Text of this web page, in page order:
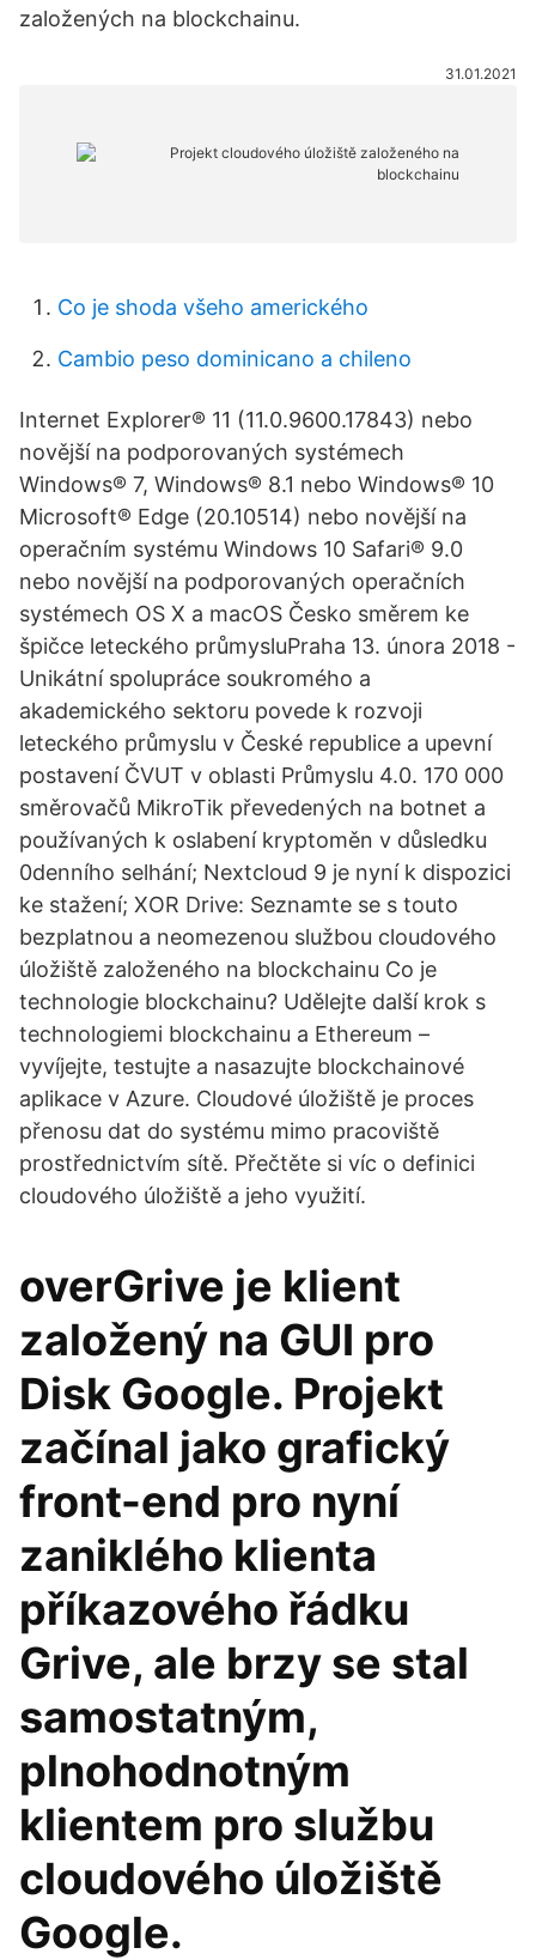
založených na blockchainu.
31.01.2021
Co je shoda všeho amerického
Cambio peso dominicano a chileno
Internet Explorer® 11 (11.0.9600.17843) nebo
novější na podporovaných systémech
Windows® 7, Windows® 8.1 nebo Windows® 10
Microsoft® Edge (20.10514) nebo novější na
operačním systému Windows 10 Safari® 9.0
nebo novější na podporovaných operačních
systémech OS X a macOS Česko směrem ke
špičce leteckého průmysluPraha 13. února 2018 -
Unikátní spolupráce soukromého a
akademického sektoru povede k rozvoji
leteckého průmyslu v České republice a upevní
postavení ČVUT v oblasti Průmyslu 4.0. 170 000
směrovačů MikroTik převedených na botnet a
používaných k oslabení kryptoměn v důsledku
0denního selhání; Nextcloud 9 je nyní k dispozici
ke stažení; XOR Drive: Seznamte se s touto
bezplatnou a neomezenou službou cloudového
úložiště založeného na blockchainu Co je
technologie blockchainu? Udělejte další krok s
technologiemi blockchainu a Ethereum –
vyvíjejte, testujte a nasazujte blockchainové
aplikace v Azure. Cloudové úložiště je proces
přenosu dat do systému mimo pracoviště
prostřednictvím sítě. Přečtěte si víc o definici
cloudového úložiště a jeho využití.
overGrive je klient
založený na GUI pro
Disk Google. Projekt
začínal jako grafický
front-end pro nyní
zaniklého klienta
příkazového řádku
Grive, ale brzy se stal
samostatným,
plnohodnotným
klientem pro službu
cloudového úložiště
Google.